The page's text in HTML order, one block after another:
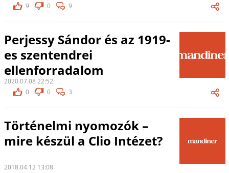
9
0 9
Perjessy Sándor és az 1919-
es szentendrei
ellenforradalom
2020.07.08 22:52
0
0 3
Történelmi nyomozók –
mire készül a Clio Intézet?
2018.04.12 13:08